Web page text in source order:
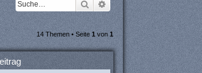
Suche
Erweiterte Suche
14 Themen • Seite1 von1